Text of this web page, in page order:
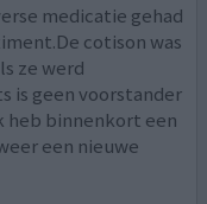
medicatie gehad
cotison was
ze werd
is geen voorstander
heb binnenkort een
een nieuwe